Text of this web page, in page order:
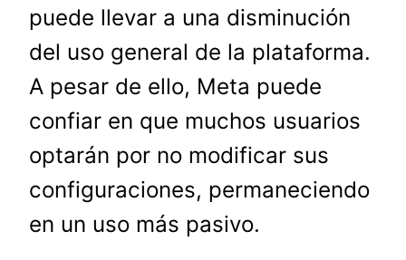
puede llevar a una disminución
del uso general de la plataforma.
A pesar de ello, Meta puede
confiar en que muchos usuarios
optarán por no modificar sus
configuraciones, permaneciendo
en un uso más pasivo.